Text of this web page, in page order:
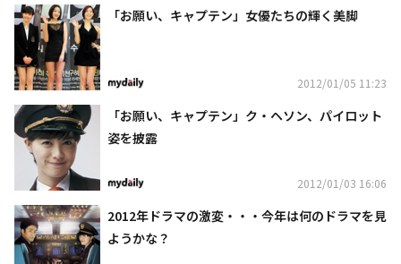
「お願い、キャプテン」女優たちの輝く美脚
2012/01/05 11:23
「お願い、キャプテン」ク・ヘソン、パイロット
姿を披露
2012/01/03 16:06
2012年ドラマの激変・・・今年は何のドラマを見
ようかな？